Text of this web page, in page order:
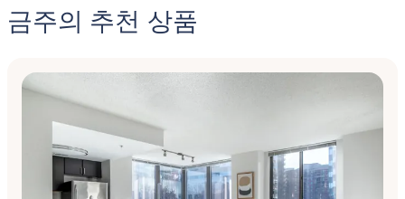
금주의 추천 상품